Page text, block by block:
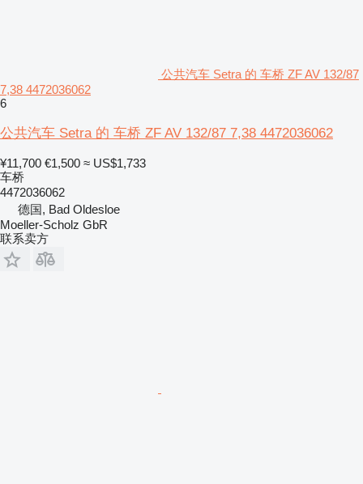
公共汽车 Setra 的 车桥 ZF AV 132/87
7,38 4472036062
6
公共汽车 Setra 的 车桥 ZF AV 132/87 7,38 4472036062
¥11,700 €1,500 ≈ US$1,733
车桥
4472036062
德国, Bad Oldesloe
Moeller-Scholz GbR
联系卖方